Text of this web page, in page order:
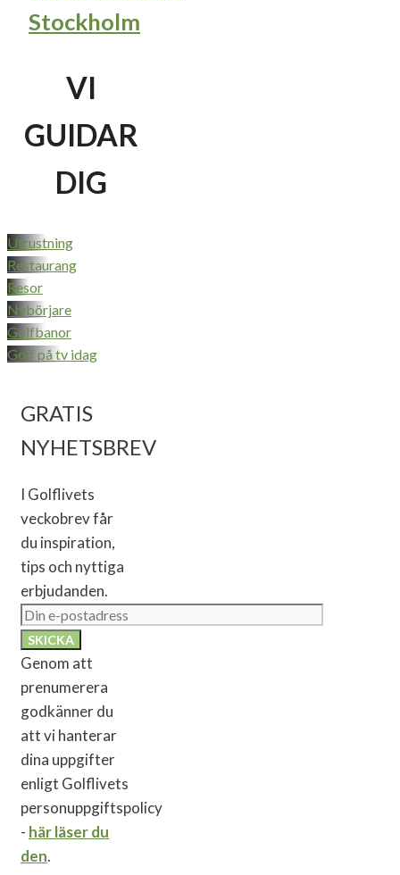
Stockholm
VI
GUIDAR
DIG
Utrustning
Restaurang
Resor
Nybörjare
Golfbanor
Golf på tv idag
GRATIS
NYHETSBREV
I Golflivets
veckobrev får
du inspiration,
tips och nyttiga
erbjudanden.
Genom att
prenumerera
godkänner du
att vi hanterar
dina uppgifter
enligt Golflivets
personuppgiftspolicy
- här läser du
den.